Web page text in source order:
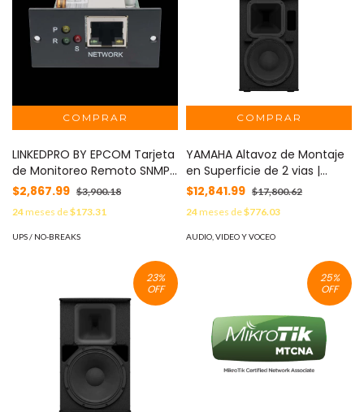
LINKEDPRO BY EPCOM Tarjeta
de Monitoreo Remoto SNMP
para UPS LINKED PRO Serie
RT220 MOD: LPSNMP
$2,867.99 $3,900.18
24meses de$173.31
UPS / NO-BREAKS
YAMAHA Altavoz de Montaje
en Superficie de 2 vias |
Woofer 10'' | Tweeter 1.4" |
8ohms | Color Negro | 350W |
Gabinete de Madera MOD:
CHR10
$12,841.99 $17,800.62
24meses de$776.03
AUDIO, VIDEO Y VOCEO
23%
OFF
25%
OFF